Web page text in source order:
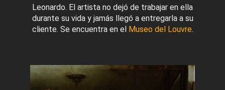
Leonardo. El artista no dejó de trabajar en ella
durante su vida y jamás llegó a entregarla a su
cliente. Se encuentra en el Museo del Louvre.